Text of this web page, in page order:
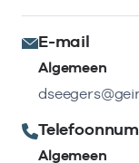
E-mail
Algemeen
Algemeen